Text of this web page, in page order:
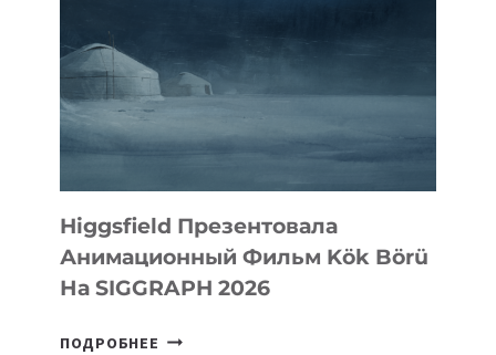
Higgsfield Презентовала
Анимационный Фильм Kök Börü
На SIGGRAPH 2026
ПОДРОБНЕЕ HIGGSFIELD